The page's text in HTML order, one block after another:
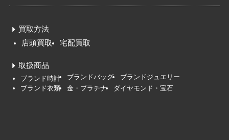
買取方法
店頭買取
宅配買取
取扱商品
ブランド時計 ブランドバッグ
ブランドジュエリー
ブランド衣類
金・プラチナ ダイヤモンド・宝石